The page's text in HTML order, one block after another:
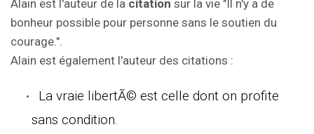
Alain est l'auteur de la citation sur la vie "Il n'y a de
bonheur possible pour personne sans le soutien du
courage.".
Alain est également l'auteur des citations :
La vraie libertÃ© est celle dont on profite
sans condition.